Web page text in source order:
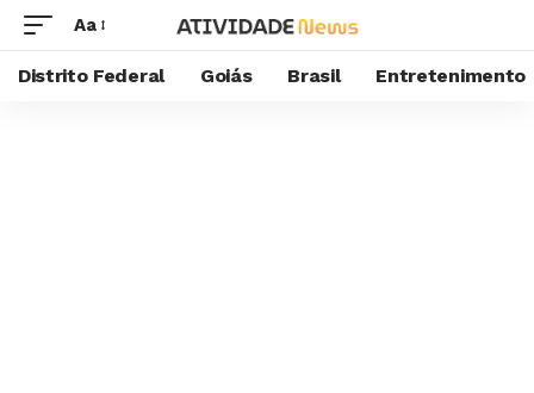
Aa
Distrito Federal Goiás Brasil Entretenimento